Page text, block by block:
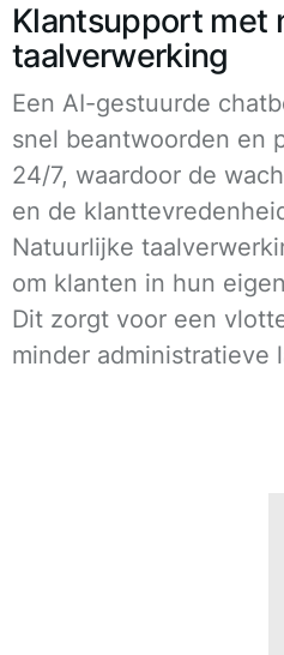
Klantsupport met
taalverwerking
Een AI-gestuurde
snel beantwoorden en
24/7, waardoor de
en de
Natuurlijke
om klanten in hun
Dit zorgt voor een
minder administratieve